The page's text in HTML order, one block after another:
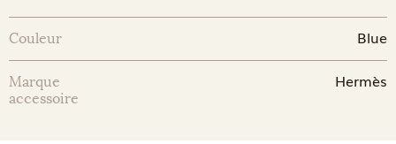
Couleur Blue
Marque
accessoire
Hermès